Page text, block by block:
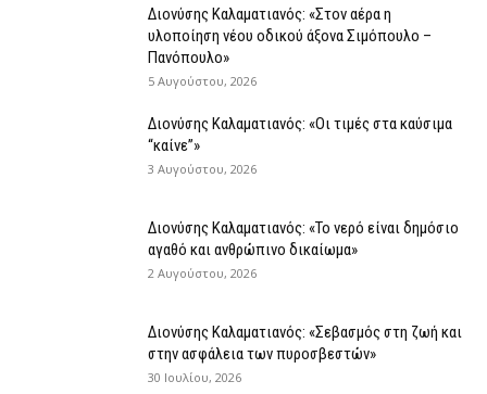
Διονύσης Καλαματιανός: «Στον αέρα η
υλοποίηση νέου οδικού άξονα Σιμόπουλο –
Πανόπουλο»
5 Αυγούστου, 2026
Διονύσης Καλαματιανός: «Οι τιμές στα καύσιμα
“καίνε”»
3 Αυγούστου, 2026
Διονύσης Καλαματιανός: «Το νερό είναι δημόσιο
αγαθό και ανθρώπινο δικαίωμα»
2 Αυγούστου, 2026
Διονύσης Καλαματιανός: «Σεβασμός στη ζωή και
στην ασφάλεια των πυροσβεστών»
30 Ιουλίου, 2026